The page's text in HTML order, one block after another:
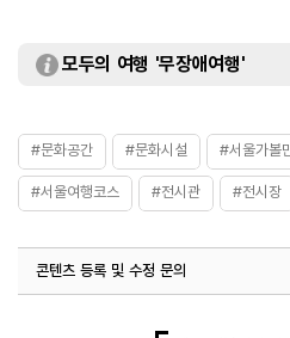
모두의 여행 '무장애여행'
#문화공간 #문화시설 #서울가볼
#서울여행코스 #전시관 #전시장
콘텐츠 등록 및 수정 문의